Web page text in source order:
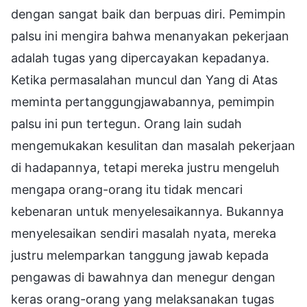
dengan sangat baik dan berpuas diri. Pemimpin
palsu ini mengira bahwa menanyakan pekerjaan
adalah tugas yang dipercayakan kepadanya.
Ketika permasalahan muncul dan Yang di Atas
meminta pertanggungjawabannya, pemimpin
palsu ini pun tertegun. Orang lain sudah
mengemukakan kesulitan dan masalah pekerjaan
di hadapannya, tetapi mereka justru mengeluh
mengapa orang-orang itu tidak mencari
kebenaran untuk menyelesaikannya. Bukannya
menyelesaikan sendiri masalah nyata, mereka
justru melemparkan tanggung jawab kepada
pengawas di bawahnya dan menegur dengan
keras orang-orang yang melaksanakan tugas